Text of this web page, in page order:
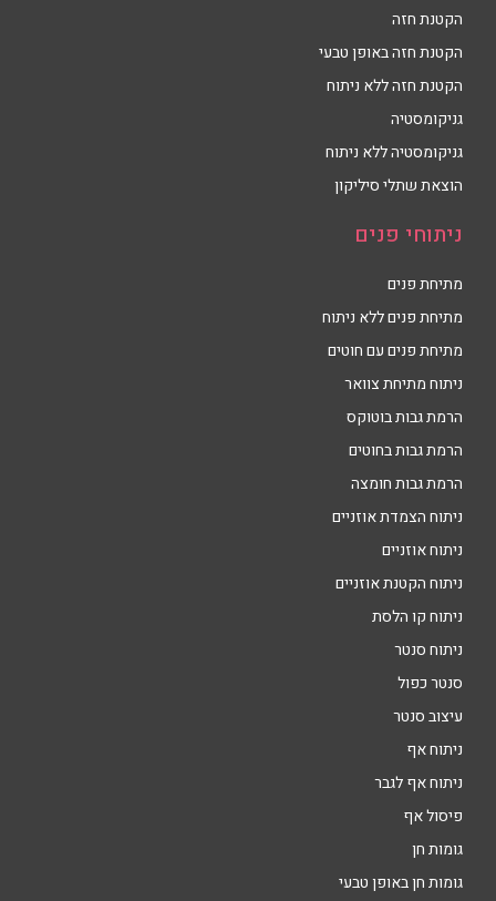
הקטנת חזה
הקטנת חזה באופן טבעי
הקטנת חזה ללא ניתוח
גניקומסטיה
גניקומסטיה ללא ניתוח
הוצאת שתלי סיליקון
ניתוחי פנים
מתיחת פנים
מתיחת פנים ללא ניתוח
מתיחת פנים עם חוטים
ניתוח מתיחת צוואר
הרמת גבות בוטוקס
הרמת גבות בחוטים
הרמת גבות חומצה
ניתוח הצמדת אוזניים
ניתוח אוזניים
ניתוח הקטנת אוזניים
ניתוח קו הלסת
ניתוח סנטר
סנטר כפול
עיצוב סנטר
ניתוח אף
ניתוח אף לגבר
פיסול אף
גומות חן
גומות חן באופן טבעי